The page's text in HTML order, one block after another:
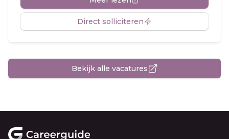
Direct solliciteren
Bekijk alle vacatures